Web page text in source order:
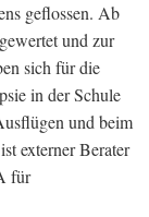
geflossen. Ab
und zur
sich für die
in der Schule
und beim
externer Berater
für